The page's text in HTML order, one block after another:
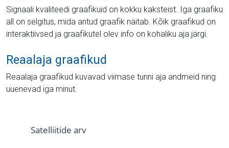
Signaali kvaliteedi graafikuid on kokku kaksteist. Iga graafiku
all on selgitus, mida antud graafik näitab. Kõik graafikud on
interaktiivsed ja graafikutel olev info on kohaliku aja järgi.
Reaalaja graafikud
Reaalaja graafikud kuvavad viimase tunni aja andmeid ning
uuenevad iga minut.